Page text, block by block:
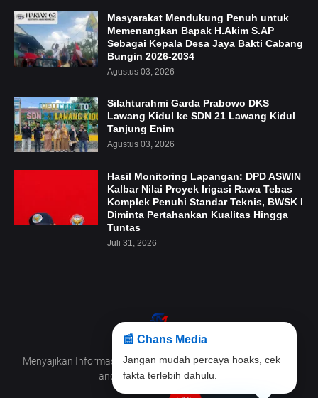
📰 Chans Media
Jangan mudah percaya hoaks, cek
Masyarakat Mendukung Penuh untuk
Memenangkan Bapak H.Akim S.AP
Sebagai Kepala Desa Jaya Bakti Cabang
Bungin 2026-2034
Agustus 03, 2026
Silahturahmi Garda Prabowo DKS
Lawang Kidul ke SDN 21 Lawang Kidul
Tanjung Enim
Agustus 03, 2026
Hasil Monitoring Lapangan: DPD ASWIN
Kalbar Nilai Proyek Irigasi Rawa Tebas
Komplek Penuhi Standar Teknis, BWSK I
Diminta Pertahankan Kualitas Hingga
Tuntas
Juli 31, 2026
Menyajikan Informasi Terpercaya,Aktual dan Mendalam untuk
anda yang selalu ingin tahu